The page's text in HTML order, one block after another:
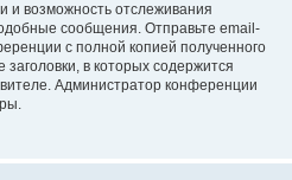
и возможность отслеживания
сообщения. Отправьте email-
с полной копией полученного
в которых содержится
Администратор конференции